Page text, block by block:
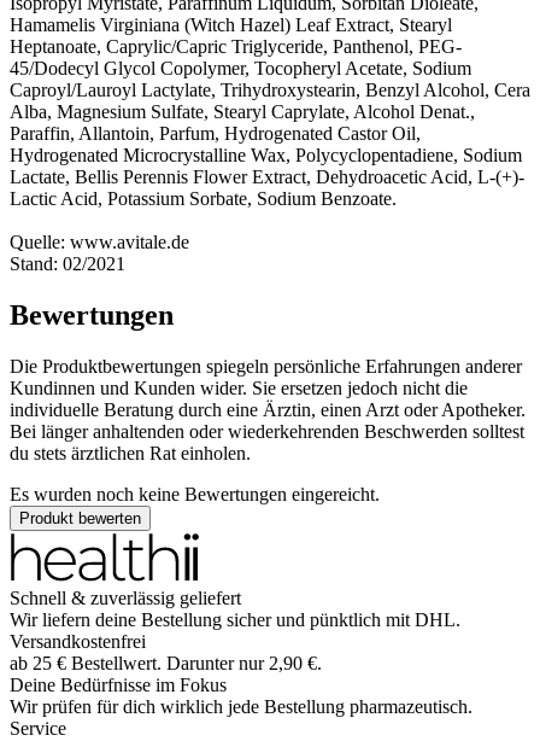
Hamamelis Virginiana (Witch Hazel) Leaf Extract, Stearyl
Heptanoate, Caprylic/Capric Triglyceride, Panthenol, PEG-
45/Dodecyl Glycol Copolymer, Tocopheryl Acetate, Sodium
Caproyl/Lauroyl Lactylate, Trihydroxystearin, Benzyl Alcohol, Cera
Alba, Magnesium Sulfate, Stearyl Caprylate, Alcohol Denat.,
Paraffin, Allantoin, Parfum, Hydrogenated Castor Oil,
Hydrogenated Microcrystalline Wax, Polycyclopentadiene, Sodium
Lactate, Bellis Perennis Flower Extract, Dehydroacetic Acid, L-(+)-
Lactic Acid, Potassium Sorbate, Sodium Benzoate.
Quelle: www.avitale.de
Stand: 02/2021
Bewertungen
Die Produktbewertungen spiegeln persönliche Erfahrungen anderer
Kundinnen und Kunden wider. Sie ersetzen jedoch nicht die
individuelle Beratung durch eine Ärztin, einen Arzt oder Apotheker.
Bei länger anhaltenden oder wiederkehrenden Beschwerden solltest
du stets ärztlichen Rat einholen.
Es wurden noch keine Bewertungen eingereicht.
Produkt bewerten
Schnell & zuverlässig geliefert
Wir liefern deine Bestellung sicher und pünktlich mit DHL.
Versandkostenfrei
ab 25 € Bestellwert. Darunter nur 2,90 €.
Deine Bedürfnisse im Fokus
Wir prüfen für dich wirklich jede Bestellung pharmazeutisch.
Service